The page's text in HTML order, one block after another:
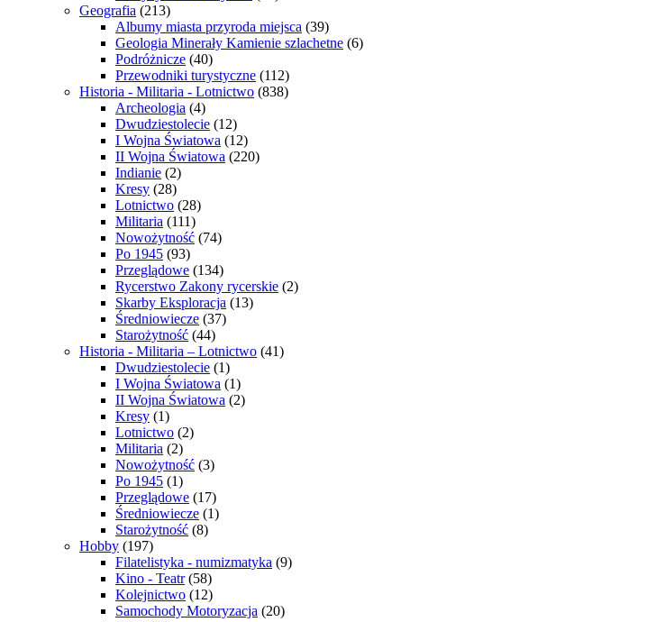
Geografia (213)
Albumy miasta przyroda miejsca (39)
Geologia Minerały Kamienie szlachetne (6)
Podróżnicze (40)
Przewodniki turystyczne (112)
Historia - Militaria - Lotnictwo (838)
Archeologia (4)
Dwudziestolecie (12)
I Wojna Światowa (12)
II Wojna Światowa (220)
Indianie (2)
Kresy (28)
Lotnictwo (28)
Militaria (111)
Nowożytność (74)
Po 1945 (93)
Przeglądowe (134)
Rycerstwo Zakony rycerskie (2)
Skarby Eksploracja (13)
Średniowiecze (37)
Starożytność (44)
Historia - Militaria – Lotnictwo (41)
Dwudziestolecie (1)
I Wojna Światowa (1)
II Wojna Światowa (2)
Kresy (1)
Lotnictwo (2)
Militaria (2)
Nowożytność (3)
Po 1945 (1)
Przeglądowe (17)
Średniowiecze (1)
Starożytność (8)
Hobby (197)
Filatelistyka - numizmatyka (9)
Kino - Teatr (58)
Kolejnictwo (12)
Samochody Motoryzacja (20)